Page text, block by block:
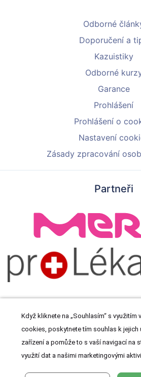
Odborné
Doporučení a
Kazuistiky
Odborné
Garance
Prohlášení
Prohlášení o
Nastavení
Zásady zpracování
Partneři
© 2026 Meditorial s.r.o.
Když kliknete na „Souhlasím“ s využitím
cookies, poskytnete tím souhlas k jejich
zařízení a pomůže to s vaší navigací na
využití dat a našimi marketingovými